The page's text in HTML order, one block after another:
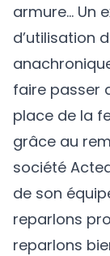
armure… Un
d’utilisation
faire passer
place de la
grâce au
société
de son
reparlons
reparlons